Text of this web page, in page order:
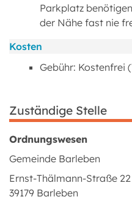
Parkplatz
der Nähe fast nie
Kosten
Gebühr: Kostenfrei
Zuständige Stelle
Ordnungswesen
Gemeinde Barleben
Ernst-Thälmann-Straße 22
39179 Barleben